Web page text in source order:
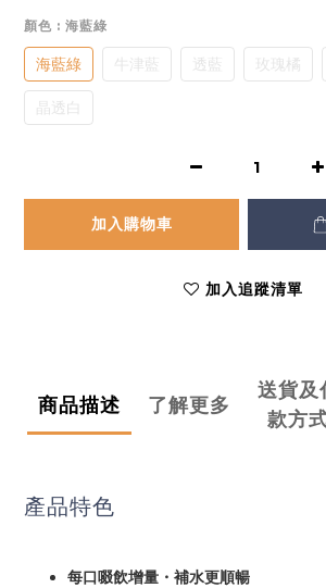
顏色 : 海藍綠
海藍綠 牛津藍 透藍 玫瑰橘
晶透白
加入購物車
加入追蹤清單
商品描述 了解更多
送貨及
款方
產品特色
每口啜飲增量・補水更順暢